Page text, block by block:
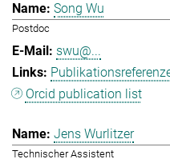
Song Wu
Postdoc
swu@...
Orcid publication list
Jens Wurlitzer
Technischer Assistent